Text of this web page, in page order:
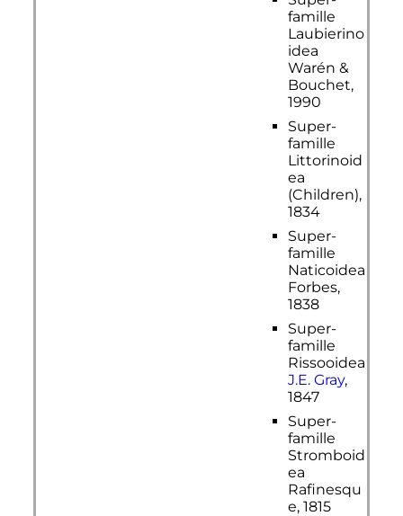
famille
Laubierino
idea
Warén &
Bouchet,
1990
Super-
famille
Littorinoid
ea
(Children),
1834
Super-
famille
Naticoidea
Forbes,
1838
Super-
famille
Rissooidea
J.E. Gray,
1847
Super-
famille
Stromboid
ea
Rafinesqu
e, 1815